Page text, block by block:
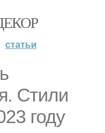
статьи
Стили
году